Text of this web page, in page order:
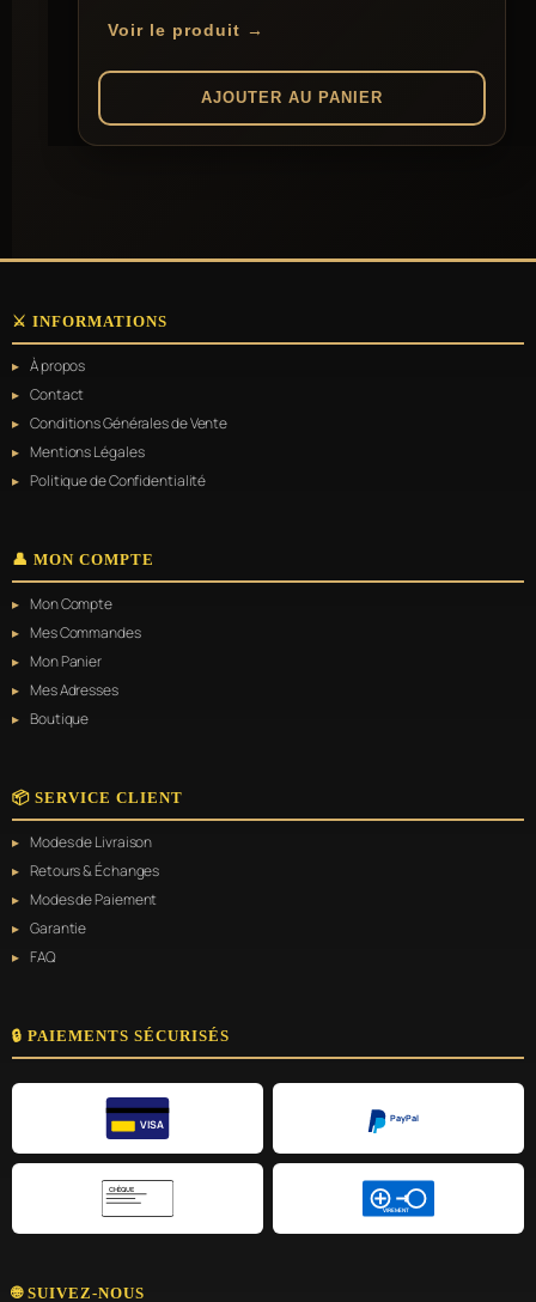
Voir le produit →
AJOUTER AU PANIER
⚔️ INFORMATIONS
À propos
Contact
Conditions Générales de Vente
Mentions Légales
Politique de Confidentialité
👤 MON COMPTE
Mon Compte
Mes Commandes
Mon Panier
Mes Adresses
Boutique
📦 SERVICE CLIENT
Modes de Livraison
Retours & Échanges
Modes de Paiement
Garantie
FAQ
🔒 PAIEMENTS SÉCURISÉS
VISA
PayPal
CHÈQUE
VIREMENT
🌐 SUIVEZ-NOUS